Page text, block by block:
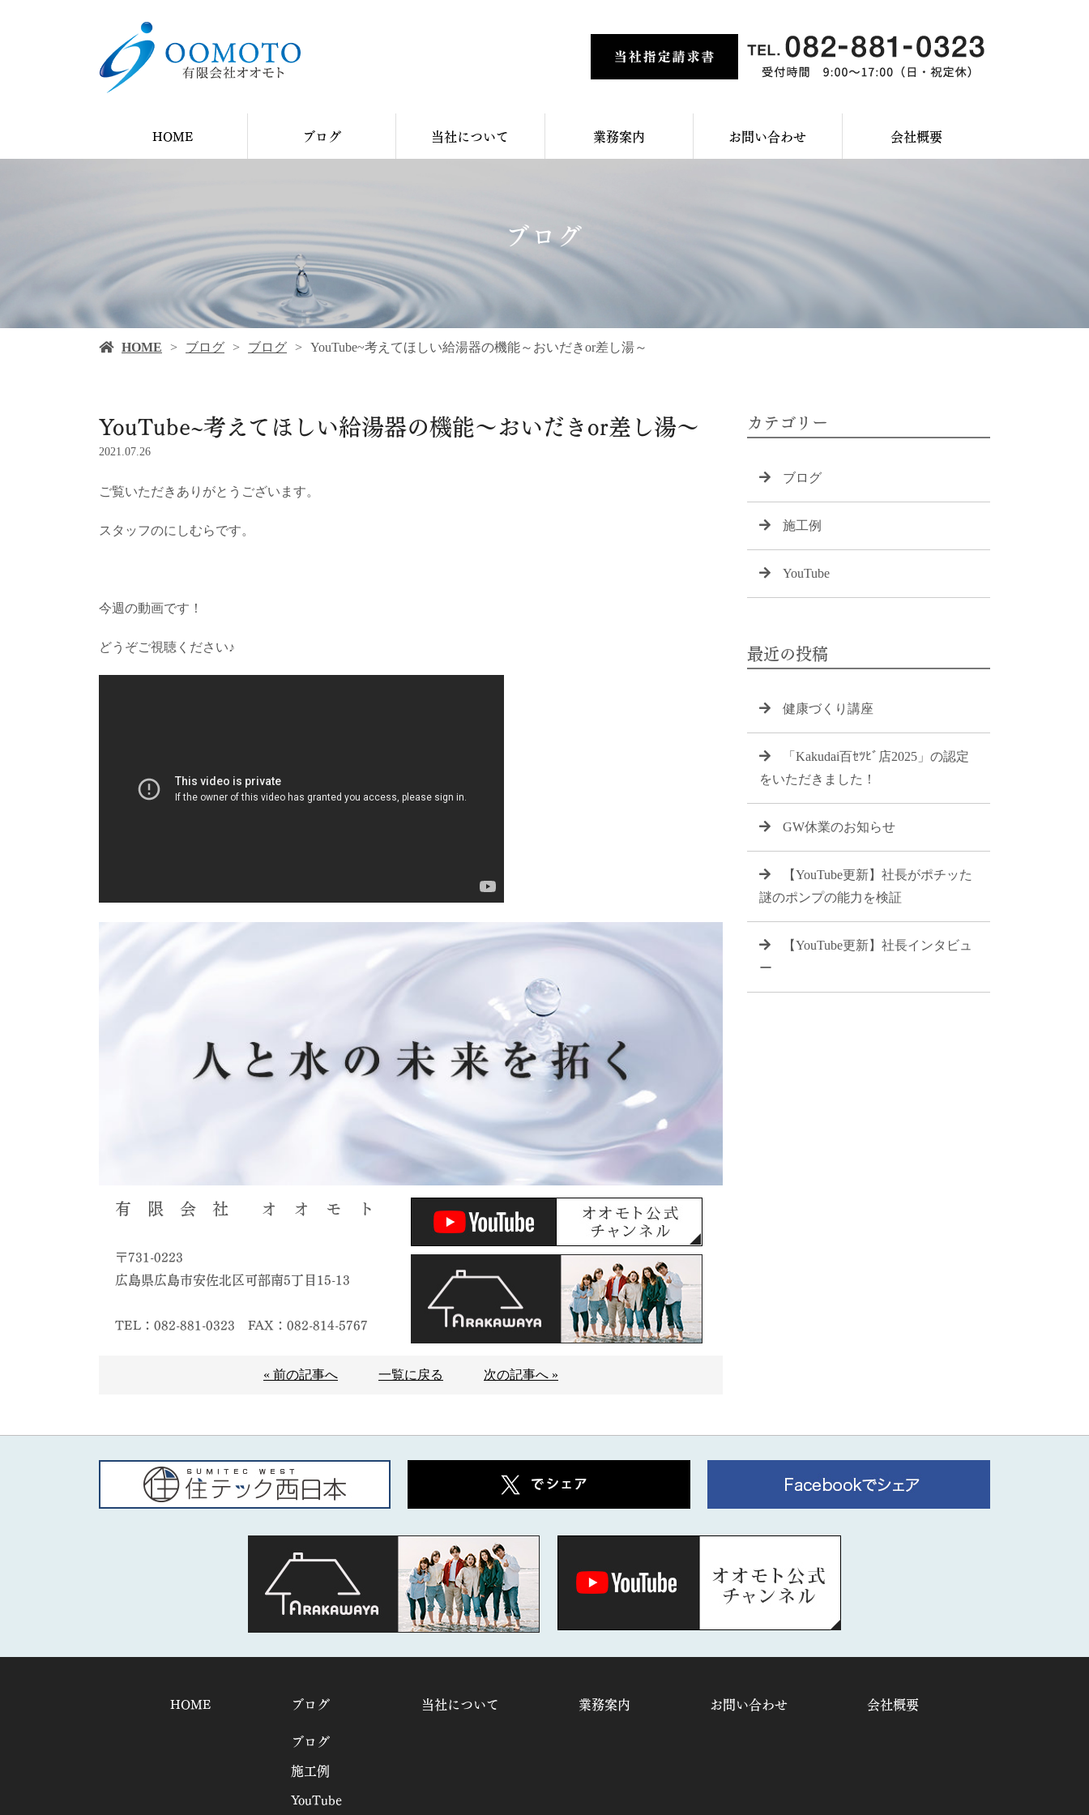
HOME ブログ 当社について 業務案内 お問い合わせ 会社概要
ブログ
HOME ブログ ブログ YouTube~考えてほしい給湯器の機能～おいだきor差し湯～
YouTube~考えてほしい給湯器の機能～おいだきor差し湯～
2021.07.26
ご覧いただきありがとうございます。
スタッフのにしむらです。
今週の動画です！
どうぞご視聴ください♪
有 限 会 社 オ オ モ ト
〒731-0223
広島県広島市安佐北区可部南5丁目15-13
TEL：082-881-0323 FAX：082-814-5767
« 前の記事へ 一覧に戻る 次の記事へ »
カテゴリー
ブログ
施工例
YouTube
最近の投稿
健康づくり講座
「Kakudai百ｾﾂﾋﾞ店2025」の認定
をいただきました！
GW休業のお知らせ
【YouTube更新】社長がポチッた
謎のポンプの能力を検証
【YouTube更新】社長インタビュ
ー
HOME
ブログ
ブログ
施工例
YouTube
当社について 業務案内 お問い合わせ 会社概要